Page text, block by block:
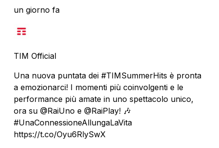
un giorno fa
TIM Official
Una nuova puntata dei #TIMSummerHits è pronta
a emozionarci! I momenti più coinvolgenti e le
performance più amate in uno spettacolo unico,
ora su @RaiUno e @RaiPlay! 🎶
#UnaConnessioneAllungaLaVita
https://t.co/Oyu6RlySwX